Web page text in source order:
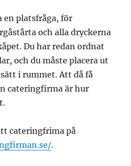
en platsfråga, för
och alla dryckerna
Du har redan ordnat
och du måste placera ut
i rummet. Att då få
cateringfirma är hur
cateringfrima på
.